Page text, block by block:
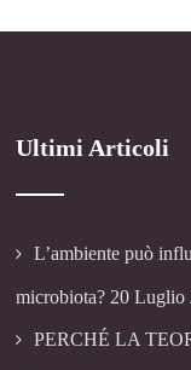
Ultimi Articoli
L’ambiente può
microbiota? 20 Luglio
PERCHÉ LA